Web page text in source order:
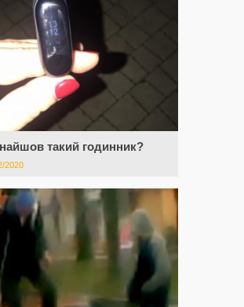
такий годинник?
2020